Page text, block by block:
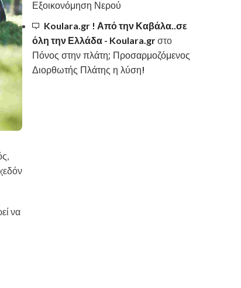
να
Εξοικονόμηση Νερού
Koulara.gr ! Από την Καβάλα..σε
όλη την Ελλάδα - Koulara.grστο
Πόνος στην πλάτη; Προσαρμοζόμενος
Διορθωτής Πλάτης η λύση!